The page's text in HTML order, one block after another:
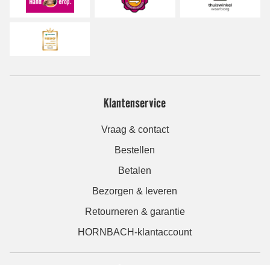
Klantenservice
Vraag & contact
Bestellen
Betalen
Bezorgen & leveren
Retourneren & garantie
HORNBACH-klantaccount